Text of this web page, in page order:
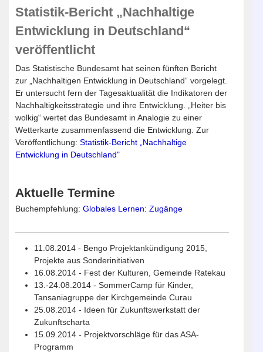
Statistik-Bericht „Nachhaltige
Entwicklung in Deutschland“
veröffentlicht
Das Statistische Bundesamt hat seinen fünften Bericht
zur „Nachhaltigen Entwicklung in Deutschland“ vorgelegt.
Er untersucht fern der Tagesaktualität die Indikatoren der
Nachhaltigkeitsstrategie und ihre Entwicklung. „Heiter bis
wolkig“ wertet das Bundesamt in Analogie zu einer
Wetterkarte zusammenfassend die Entwicklung. Zur
Veröffentlichung: Statistik-Bericht „Nachhaltige
Entwicklung in Deutschland"
Aktuelle Termine
Buchempfehlung: Globales Lernen: Zugänge
11.08.2014 - Bengo Projektankündigung 2015,
Projekte aus Sonderinitiativen
16.08.2014 - Fest der Kulturen, Gemeinde Ratekau
13.-24.08.2014 - SommerCamp für Kinder,
Tansaniagruppe der Kirchgemeinde Curau
25.08.2014 - Ideen für Zukunftswerkstatt der
Zukunftscharta
15.09.2014 - Projektvorschläge für das ASA-
Programm